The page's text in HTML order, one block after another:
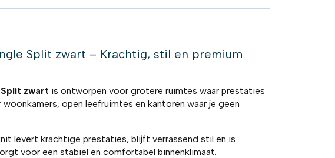
Split zwart – Krachtig, stil en premium
zwart is ontworpen voor grotere ruimtes waar prestaties
open leefruimtes en kantoren waar je geen
levert krachtige prestaties, blijft verrassend stil en is
voor een stabiel en comfortabel binnenklimaat.